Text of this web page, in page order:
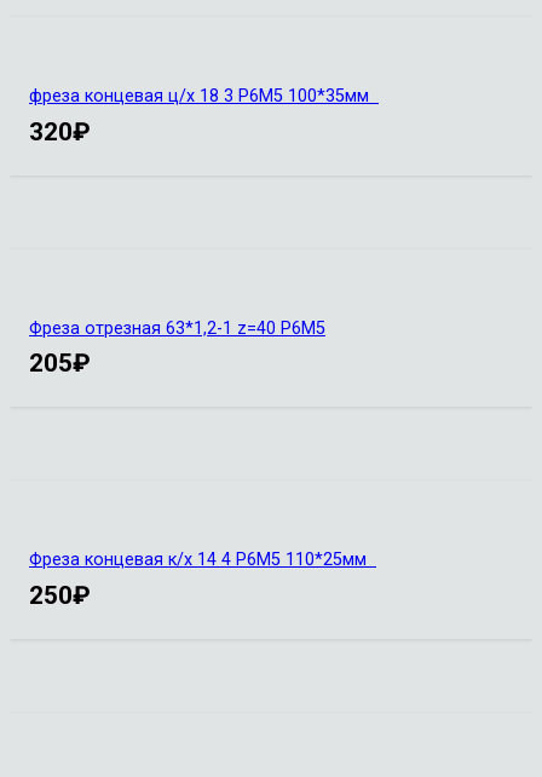
фреза концевая ц/х 18 3 Р6М5 100*35мм
320₽
Фреза отрезная 63*1,2-1 z=40 Р6М5
205₽
Фреза концевая к/х 14 4 Р6М5 110*25мм
250₽